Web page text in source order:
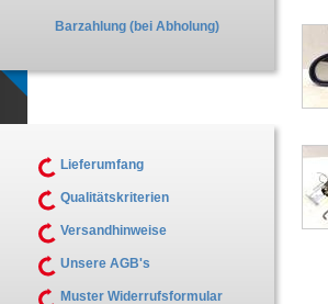
Barzahlung (bei Abholung)
Lieferumfang
Qualitätskriterien
Versandhinweise
Unsere AGB's
Muster Widerrufsformular